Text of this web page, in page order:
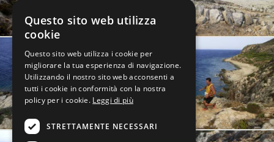
Questo sito web utilizza
cookie
Questo sito web utilizza i cookie per
migliorare la tua esperienza di navigazione.
Utilizzando il nostro sito web acconsenti a
tutti i cookie in conformità con la nostra
policy per i cookie. Leggi di più
STRETTAMENTE NECESSARI